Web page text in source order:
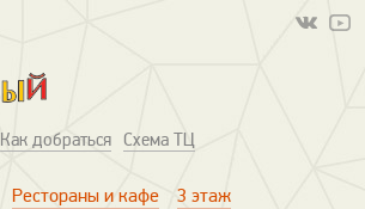
Как добраться Схема ТЦ
Рестораны и кафе
3 этаж